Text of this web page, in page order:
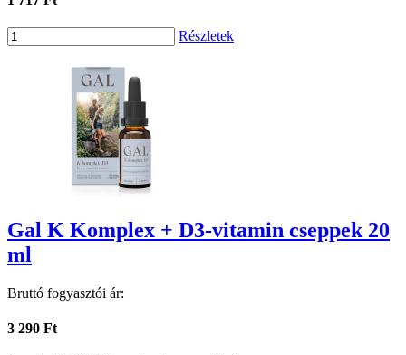
Részletek
Gal K Komplex + D3-vitamin cseppek 20
ml
Bruttó fogyasztói ár:
3 290 Ft